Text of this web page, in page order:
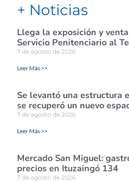
+ Noticias
Llega la exposición y
Servicio Penitenciario al
7 de agosto de 2026
Leer Más >>
Se levantó una estructura
se recuperó un nuevo
7 de agosto de 2026
Leer Más >>
Mercado San Miguel:
precios en Ituzaingó 134
7 de agosto de 2026